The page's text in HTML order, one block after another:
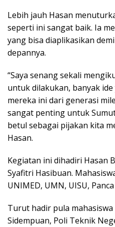
Lebih jauh Hasan
seperti ini sangat baik. Ia
yang bisa diaplikasikan
depannya.
“Saya senang sekali
untuk dilakukan, banyak
mereka ini dari generasi
sangat penting untuk
betul sebagai pijakan kita
Hasan.
Kegiatan ini dihadiri Hasan
Syafitri Hasibuan.
UNIMED, UMN, UISU,
Turut hadir pula mahasiswa
Sidempuan, Poli Teknik